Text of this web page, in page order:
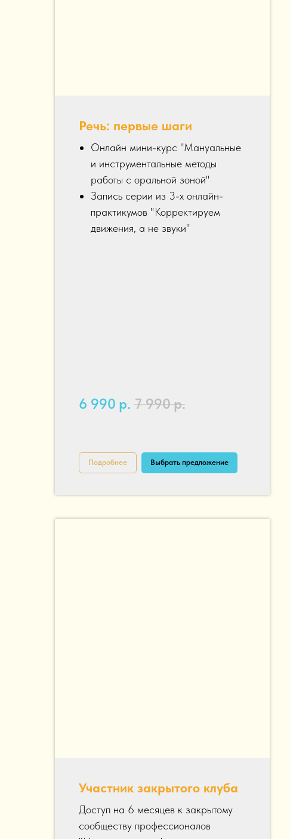
Речь: первые шаги
Онлайн мини-курс "Мануальные
и инструментальные методы
работы с оральной зоной"
Запись серии из 3-х онлайн-
практикумов "Корректируем
движения, а не звуки"
6 990 р. 7 990р.
Подробнее Выбрать предложение
Участник закрытого клуба
Доступ на 6 месяцев к закрытому
сообществу профессионалов